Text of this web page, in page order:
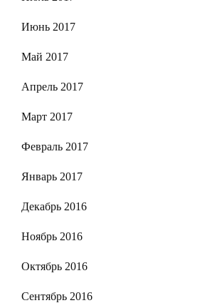
Июнь 2017
Май 2017
Апрель 2017
Март 2017
Февраль 2017
Январь 2017
Декабрь 2016
Ноябрь 2016
Октябрь 2016
Сентябрь 2016